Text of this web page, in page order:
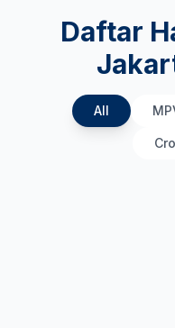
Daftar
All